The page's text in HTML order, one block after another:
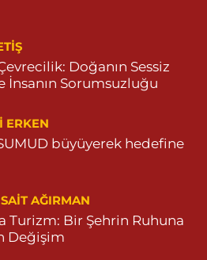
Caddesi No:59 D Dargeçit Mardin
Tarifi Al
Doğanın Sessiz
İnsanın Sorumsuzluğu
ERKEN
büyüyerek hedefine
AĞIRMAN
Turizm: Bir Şehrin Ruhuna
Değişim